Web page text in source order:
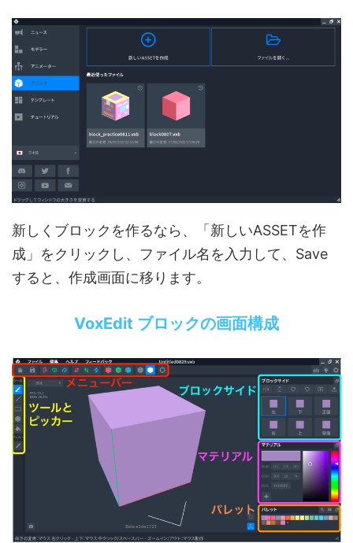
新しくブロックを作るなら、「新しいASSETを作
成」をクリックし、ファイル名を入力して、Save
すると、作成画面に移ります。
VoxEdit ブロックの画面構成